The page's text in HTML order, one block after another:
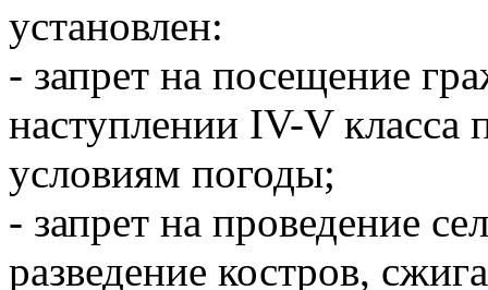
установлен:
- запрет на посещение
наступлении IV-V класса
условиям погоды;
- запрет на проведение
разведение костров,